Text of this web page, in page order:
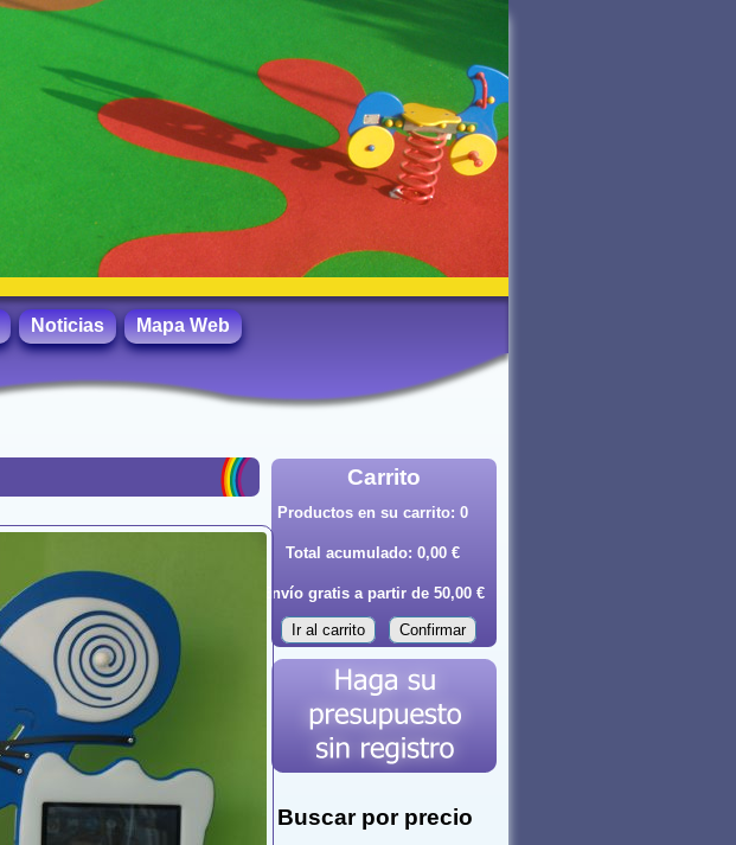
Noticias Mapa Web
Carrito
Productos en su carrito: 0
Total acumulado: 0,00 €
Envío gratis a partir de 50,00 €
Ir al carrito Confirmar
Buscar por precio